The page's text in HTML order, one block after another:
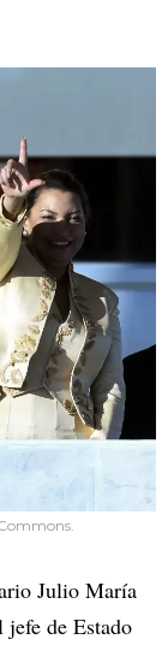
Julio María
jefe de Estado